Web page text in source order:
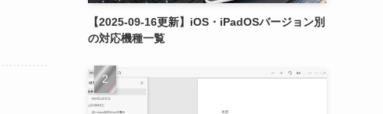
【2025-09-16更新】iOS・iPadOSバージョン別
の対応機種一覧